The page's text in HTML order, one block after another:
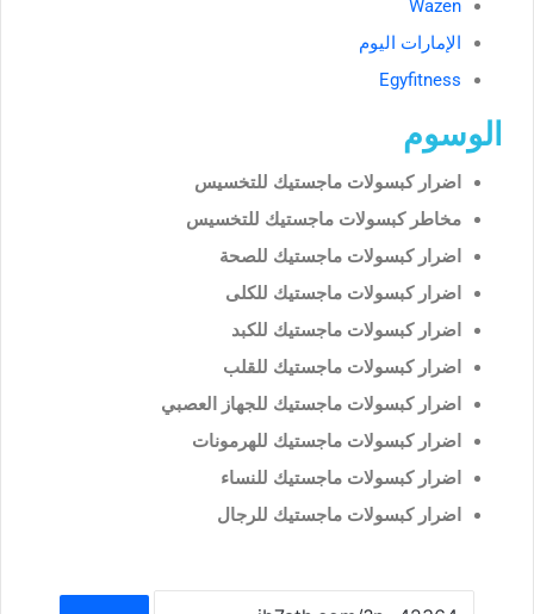
Wazen
الإمارات اليوم
Egyfitness
الوسوم
اضرار كبسولات ماجستيك للتخسيس
مخاطر كبسولات ماجستيك للتخسيس
اضرار كبسولات ماجستيك للصحة
اضرار كبسولات ماجستيك للكلى
اضرار كبسولات ماجستيك للكبد
اضرار كبسولات ماجستيك للقلب
اضرار كبسولات ماجستيك للجهاز العصبي
اضرار كبسولات ماجستيك للهرمونات
اضرار كبسولات ماجستيك للنساء
اضرار كبسولات ماجستيك للرجال